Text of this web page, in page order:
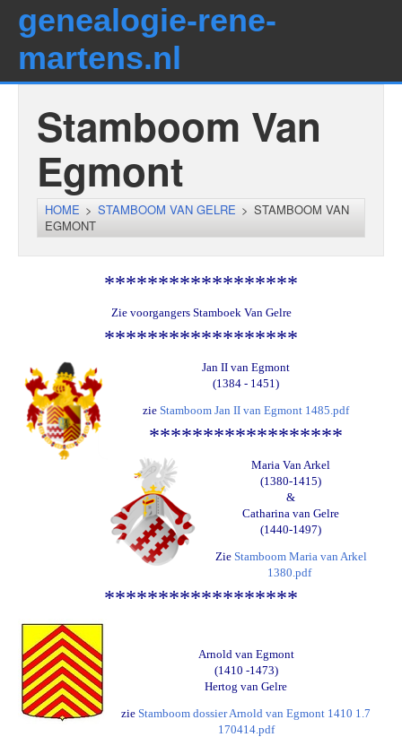
genealogie-rene-
martens.nl
Stamboom Van
Egmont
HOME > STAMBOOM VAN GELRE > STAMBOOM VAN
EGMONT
******************
Zie voorgangers Stamboek Van Gelre
******************
Jan II van Egmont
(1384 - 1451)
zie Stamboom Jan II van Egmont 1485.pdf
******************
Maria Van Arkel
(1380-1415)
&
Catharina van Gelre
(1440-1497)
Zie Stamboom Maria van Arkel
1380.pdf
******************
Arnold van Egmont
(1410 -1473)
Hertog van Gelre
zie Stamboom dossier Arnold van Egmont 1410 1.7
170414.pdf